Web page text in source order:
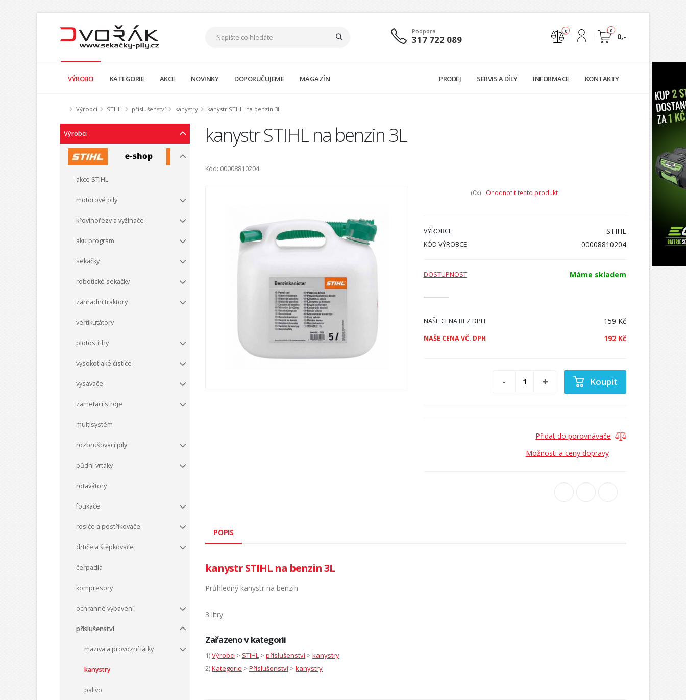
Podpora
317 722 089
0
0,-
0
VÝROBCI KATEGORIE AKCE NOVINKY DOPORUČUJEME MAGAZÍN PRODEJ SERVIS A DÍLY INFORMACE KONTAKTY
Výrobci STIHL příslušenství kanystry kanystr STIHL na benzin 3L
Výrobci
akce STIHL
motorové pily
křovinořezy a vyžínače
aku program
sekačky
robotické sekačky
zahradní traktory
vertikutátory
plotostřihy
vysokotlaké čističe
vysavače
zametací stroje
multisystém
rozbrušovací pily
půdní vrtáky
rotavátory
foukače
rosiče a postřikovače
drtiče a štěpkovače
čerpadla
kompresory
ochranné vybavení
příslušenství
maziva a provozní látky
kanystry
palivo
kanystr STIHL na benzin 3L
Kód: 00008810204
(0x) Ohodnotit tento produkt
VÝROBCE STIHL
KÓD VÝROBCE 00008810204
DOSTUPNOST Máme skladem
NAŠE CENA BEZ DPH 159 Kč
NAŠE CENA VČ. DPH 192 Kč
Koupit
Přidat do porovnávače
Možnosti a ceny dopravy
POPIS
kanystr STIHL na benzin 3L
Průhledný kanystr na benzin
3 litry
Zařazeno v kategorii
1)Výrobci > STIHL > příslušenství > kanystry
2)Kategorie > Příslušenství > kanystry